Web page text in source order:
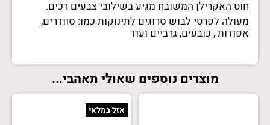
חוט האקרילן המשובח מגיע בשילובי צבעים רכים.
מעולה לפרטי לבוש סרוגים לתינוקות כמו: סוודרים,
אפודות , כובעים, גרביים ועוד
מוצרים נוספים שאולי תאהבי...
אזל במלאי